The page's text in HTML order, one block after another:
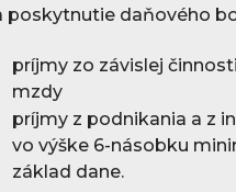
poskytnutie daňového
príjmy zo závislej
mzdy
príjmy z podnikania a z
vo výške 6-násobku
základ dane.